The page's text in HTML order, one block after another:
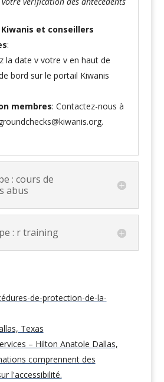
et conseillers
:
la date v votre v en haut de
bord sur le portail Kiwanis
membres: Contactez-nous à
.
: cours de
abus
: r training
de-protection-de-la-
Texas
– Hilton Anatole Dallas,
comprennent des
l'accessibilité.